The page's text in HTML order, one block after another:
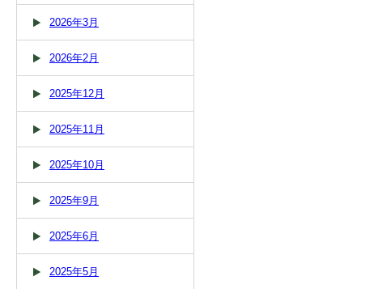
2026年3月
2026年2月
2025年12月
2025年11月
2025年10月
2025年9月
2025年6月
2025年5月